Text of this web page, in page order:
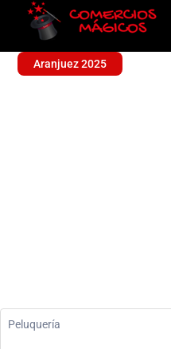
Aranjuez 2025
Peluquería